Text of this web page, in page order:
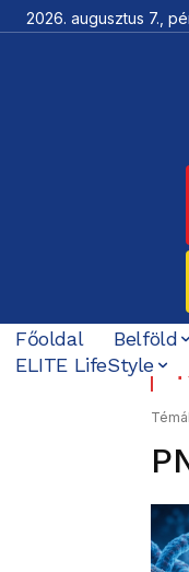
2026. augusztus 7.,
Főoldal Belföld
ELITE LifeStyle